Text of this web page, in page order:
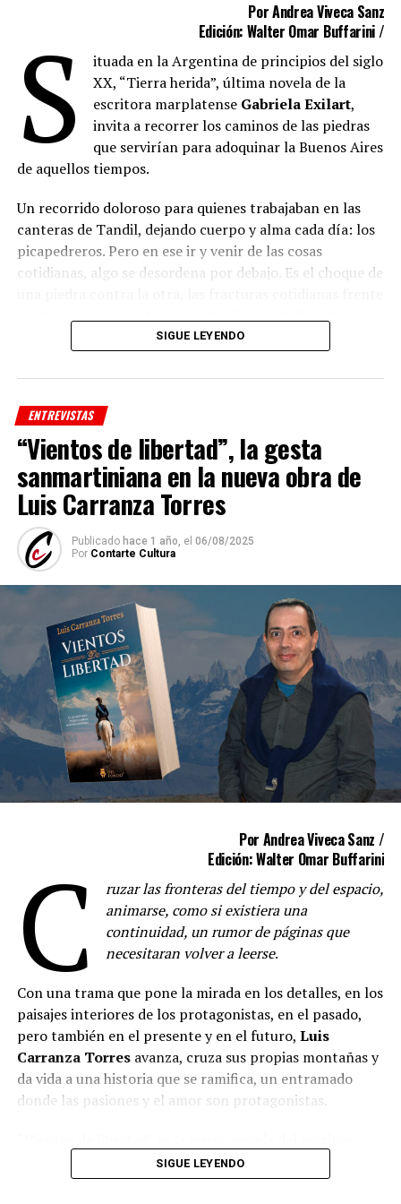
Por Andrea Viveca Sanz
Edición: Walter Omar Buffarini /
S
ituada en la Argentina de principios del siglo
XX, “Tierra herida”, última novela de la
escritora marplatense Gabriela Exilart,
invita a recorrer los caminos de las piedras
que servirían para adoquinar la Buenos Aires
de aquellos tiempos.
Un recorrido doloroso para quienes trabajaban en las
canteras de Tandil, dejando cuerpo y alma cada día: los
picapedreros. Pero en ese ir y venir de las cosas
cotidianas, algo se desordena por debajo. Es el choque de
que tienen hambre y buscan justicia. A pesar de todo, en
las canteras nace una esperanza y entre el polvo y las
turbulencias también crece el amor.
protagonista de esta novela: la piedra. Esa piedra
que viaja desde las canteras de Tandil hacia Buenos
Aires para adoquinar sus calles. ¿Cómo llegaste al
escenario de origen y a hilvanar ese recorrido que va
desde su extracción como recurso hasta su
transformación final?
—Llegué a la historia de los picapedreros de casualidad,
cuando estaba investigando para mi novela anterior, “El
secreto de Azucena”. Me prestaron un libro sobre la
historia de Tandil, donde podría encontrar material
para abordar la matanza de Tata Dios, pero en lugar de
eso encontré el mundo de las canteras. Me pareció un
treinta años después, en un contexto totalmente
diferente. Seguir el recorrido de esa piedra desde el
SIGUE LEYENDO
ENTREVISTAS
“Vientos de libertad”, la gesta
sanmartiniana en la nueva obra de
Luis Carranza Torres
Publicado hace 1 año, el 06/08/2025
Por Contarte Cultura
Por Andrea Viveca Sanz /
Edición: Walter Omar Buffarini
C
ruzar las fronteras del tiempo y del espacio,
animarse, como si existiera una
continuidad, un rumor de páginas que
necesitaran volver a leerse.
Con una trama que pone la mirada en los detalles, en los
paisajes interiores de los protagonistas, en el pasado,
pero también en el presente y en el futuro, Luis
Carranza Torresavanza, cruza sus propias montañas y
da vida a una historia que se ramifica, un entramado
donde las pasiones y el amor son protagonistas.
cordobés, quien con sus letras lleva al lector a épocas de
la gesta sanmartiniana, para adentrarse en algo más de
SIGUE LEYENDO